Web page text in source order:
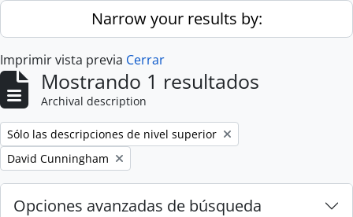
Skip to main contentNarrow your results by:
Imprimir vista previa Cerrar
Mostrando 1 resultados
Archival description
Remove filter:
Sólo las descripciones de nivel superior
Remove filter:
David Cunningham
Opciones avanzadas de búsqueda